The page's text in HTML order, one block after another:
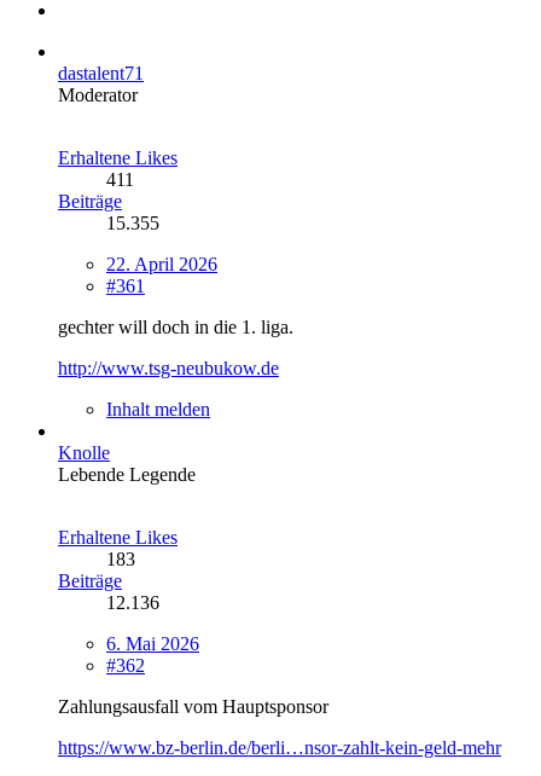
dastalent71
Moderator
Erhaltene Likes
411
Beiträge
15.355
22. April 2026
#361
gechter will doch in die 1. liga.
http://www.tsg-neubukow.de
Inhalt melden
Knolle
Lebende Legende
Erhaltene Likes
183
Beiträge
12.136
6. Mai 2026
#362
Zahlungsausfall vom Hauptsponsor
https://www.bz-berlin.de/berli…nsor-zahlt-kein-geld-mehr